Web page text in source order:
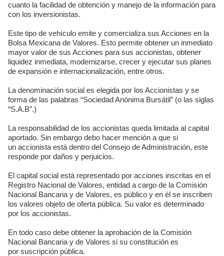
cuanto la facilidad de obtención y manejo de la información para
con los inversionistas.
Este tipo de vehículo emite y comercializa sus Acciones en la
Bolsa Mexicana de Valores. Esto permite obtener un inmediato
mayor valor de sus Acciones para sus accionistas, obtener
liquidez inmediata, modernizarse, crecer y ejecutar sus planes
de expansión e internacionalización, entre otros.
La denominación social es elegida por los Accionistas y se
forma de las palabras “Sociedad Anónima Bursátil” (o las siglas
“S.A.B”.)
La responsabilidad de los accionistas queda limitada al capital
aportado. Sin embargo debo hacer mención a que si
un accionista está dentro del Consejo de Administración, este
responde por daños y perjuicios.
El capital social está representado por acciones inscritas en el
Registro Nacional de Valores, entidad a cargo de la Comisión
Nacional Bancaria y de Valores, es público y en él se inscriben
los valores objeto de oferta pública. Su valor es determinado
por los accionistas.
En todo caso debe obtener la aprobación de la Comisión
Nacional Bancaria y de Valores si su constitución es
por suscripción pública.